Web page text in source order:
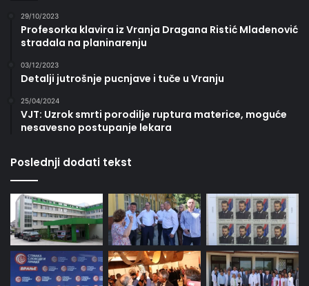
29/10/2023
Profesorka klavira iz Vranja Dragana Ristić Mladenović
stradala na planinarenju
03/12/2023
Detalji jutrošnje pucnjave i tuče u Vranju
25/04/2024
VJT: Uzrok smrti porodilje ruptura materice, moguće
nesavesno postupanje lekara
Poslednji dodati tekst